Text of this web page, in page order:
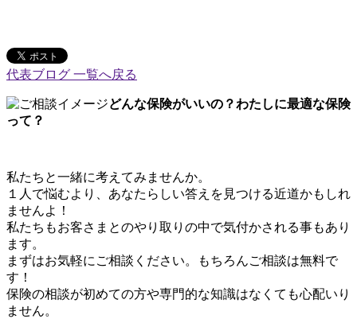
代表ブログ 一覧へ戻る
どんな保険がいいの？わたしに最適な保険
って？
私たちと一緒に考えてみませんか。
１人で悩むより、あなたらしい答えを見つける近道かもしれ
ませんよ！
私たちもお客さまとのやり取りの中で気付かされる事もあり
ます。
まずはお気軽にご相談ください。もちろんご相談は無料で
す！
保険の相談が初めての方や専門的な知識はなくても心配いり
ません。